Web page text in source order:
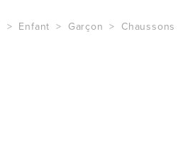
Enfant Garçon Chaussons